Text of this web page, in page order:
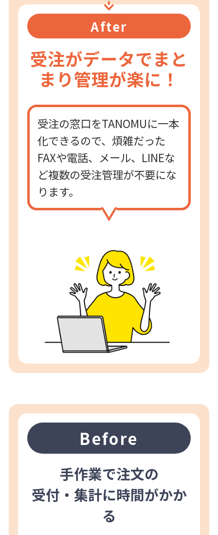
After
受注がデータでまと
まり管理が楽に！
受注の窓口をTANOMUに一本
化できるので、煩雑だった
FAXや電話、メール、LINEな
ど複数の受注管理が不要にな
ります。
Before
手作業で注文の
受付・集計に時間がかか
る